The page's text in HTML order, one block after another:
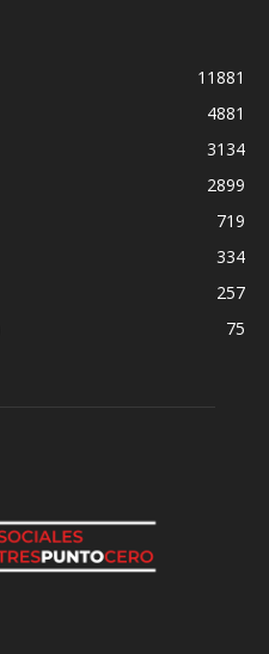
11881
4881
3134
2899
719
334
257
75